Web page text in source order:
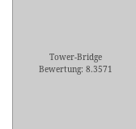
Tower-Bridge
Bewertung: 8.3571